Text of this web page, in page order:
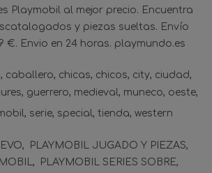
Playmobil al mejor precio. Encuentra
y piezas sueltas. Envío
€. Envio en 24 horas. playmundo.es
caballero chicas chicos city ciudad
guerrero medieval muneco oeste
serie special tienda western
PLAYMOBIL JUGADO Y PIEZAS
PLAYMOBIL SERIES SOBRE